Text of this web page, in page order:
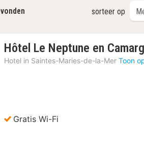
sorteer op
foto
Hôtel Le Neptune en
Hotel in Saintes-Maries-de-la-Mer Toon
Gratis Wi-Fi